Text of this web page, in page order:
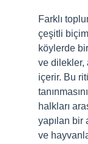
Farklı
çeşitli
köylerde
ve dilekler,
içerir. Bu
halkları
yapılan bir
ve